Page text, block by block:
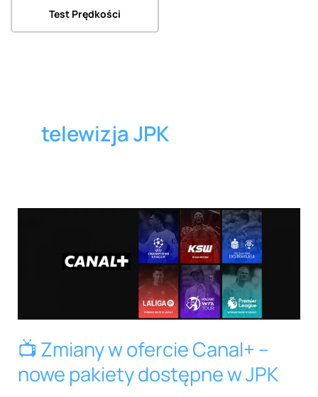
Test Prędkości
telewizja JPK
📺 Zmiany w ofercie Canal+ –
nowe pakiety dostępne w JPK
–
nowe
pakiety
dostępne